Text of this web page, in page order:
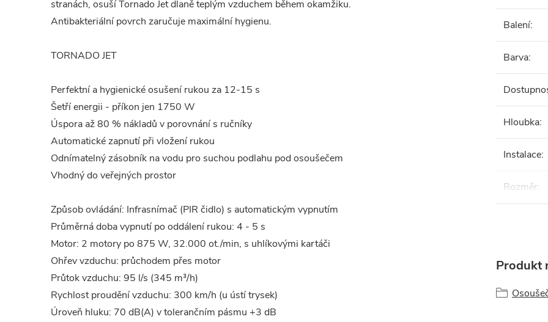
stranách, osuší Tornado Jet dlaně teplým vzduchem během okamžiku.
Antibakteriální povrch zaručuje maximální hygienu.
TORNADO JET
Perfektní a hygienické osušení rukou za 12-15 s
Šetří energii - příkon jen 1750 W
Úspora až 80 % nákladů v porovnání s ručníky
Automatické zapnutí při vložení rukou
Odnímatelný zásobník na vodu pro suchou podlahu pod osoušečem
Vhodný do veřejných prostor
Způsob ovládání: Infrasnímač (PIR čidlo) s automatickým vypnutím
Průměrná doba vypnutí po oddálení rukou: 4 - 5 s
Motor: 2 motory po 875 W, 32.000 ot./min, s uhlíkovými kartáči
Ohřev vzduchu: průchodem přes motor
Průtok vzduchu: 95 l/s (345 m³/h)
Rychlost proudění vzduchu: 300 km/h (u ústí trysek)
Úroveň hluku: 70 dB(A) v tolerančním pásmu +3 dB
Balení:
Barva:
Hloubka:
Instalace:
Rozměr:
Produkt